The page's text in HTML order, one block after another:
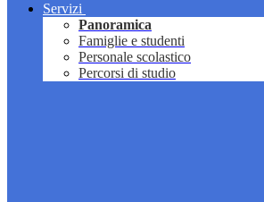
Servizi
Panoramica
Famiglie e studenti
Personale scolastico
Percorsi di studio